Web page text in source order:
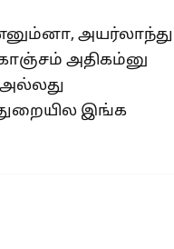
அயர்லாந்து
அதிகம்னு
துறையில இங்க